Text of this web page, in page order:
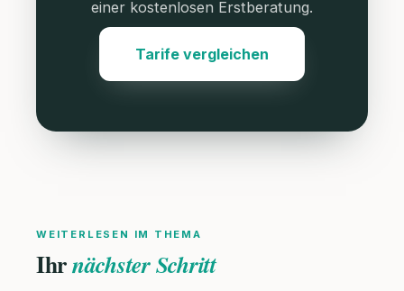
einer kostenlosen Erstberatung.
Tarife vergleichen
WEITERLESEN IM THEMA
Ihrnächster Schritt